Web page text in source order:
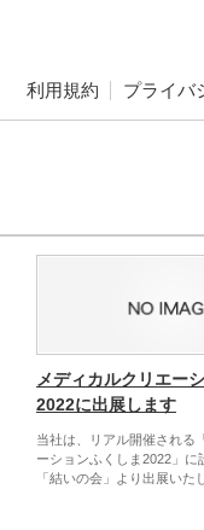
利用規約 プライバ
メディカルクリエー
2022に出展します
当社は、リアル開催される
ーションふくしま2022」に
「結いの会」より出展いた